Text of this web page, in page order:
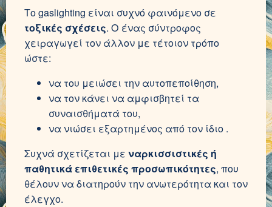
Το gaslighting είναι συχνό φαινόμενο σε
τοξικές σχέσεις. Ο ένας σύντροφος
χειραγωγεί τον άλλον με τέτοιον τρόπο
ώστε:
να του μειώσει την αυτοπεποίθηση,
να τον κάνει να αμφισβητεί τα
συναισθήματά του,
να νιώσει εξαρτημένος από τον ίδιο .
Συχνά σχετίζεται με ναρκισσιστικές ή
παθητικά επιθετικές προσωπικότητες, που
θέλουν να διατηρούν την ανωτερότητα και τον
έλεγχο.